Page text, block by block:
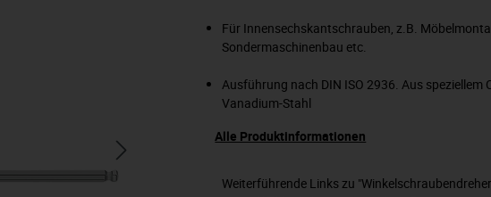
Für Innensechskantschrauben, z.B.
Sondermaschinenbau etc.
Ausführung nach DIN ISO 2936. Aus speziellem
Vanadium-Stahl
Alle Produktinformationen
Weiterführende Links zu